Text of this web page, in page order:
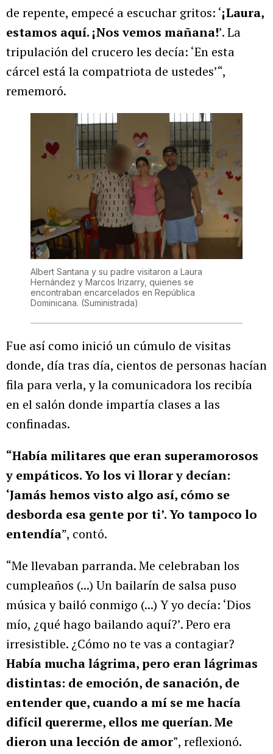
de repente, empecé a escuchar gritos: ‘¡Laura,
estamos aquí. ¡Nos vemos mañana!’. La
tripulación del crucero les decía: ‘En esta
cárcel está la compatriota de ustedes’“,
rememoró.
Albert Santana y su padre visitaron a Laura
Hernández y Marcos Irizarry, quienes se
encontraban encarcelados en República
Dominicana. (Suministrada)
Fue así como inició un cúmulo de visitas
donde, día tras día, cientos de personas hacían
fila para verla, y la comunicadora los recibía
en el salón donde impartía clases a las
confinadas.
“Había militares que eran superamorosos
y empáticos. Yo los vi llorar y decían:
‘Jamás hemos visto algo así, cómo se
desborda esa gente por ti’. Yo tampoco lo
entendía”, contó.
“Me llevaban parranda. Me celebraban los
cumpleaños (...) Un bailarín de salsa puso
música y bailó conmigo (...) Y yo decía: ‘Dios
mío, ¿qué hago bailando aquí?’. Pero era
irresistible. ¿Cómo no te vas a contagiar?
Había mucha lágrima, pero eran lágrimas
distintas: de emoción, de sanación, de
entender que, cuando a mí se me hacía
difícil quererme, ellos me querían. Me
dieron una lección de amor", reflexionó.